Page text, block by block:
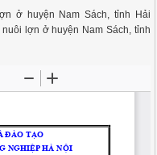
ở huyện Nam Sách, tỉnh Hải
lợn ở huyện Nam Sách, tỉnh